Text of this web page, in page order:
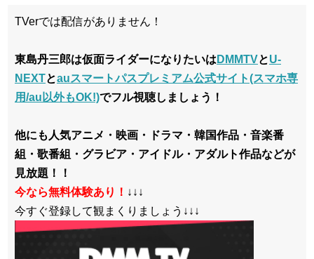
TVerでは配信がありません！
東島丹三郎は仮面ライダーになりたいは DMMTVとU-
NEXTとauスマートパスプレミアム公式サイト(スマホ専
用/au以外もOK!)でフル視聴しましょう！
他にも人気アニメ・映画・ドラマ・韓国作品・音楽番
組・歌番組・グラビア・アイドル・アダルト作品などが
見放題！！
今なら無料体験あり！ ↓↓↓
今すぐ登録して観まくりましょう↓↓↓